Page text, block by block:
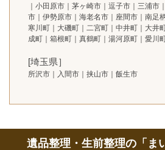
｜小田原市｜茅ヶ崎市｜逗子市｜三浦市
市｜伊勢原市｜海老名市｜座間市｜南足
寒川町｜大磯町｜二宮町｜中井町｜大井
成町｜箱根町｜真鶴町｜湯河原町｜愛川
[埼玉県］
所沢市｜入間市｜挟山市｜飯生市
遺品整理・生前整理の「ま